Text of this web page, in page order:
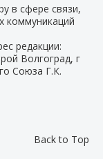
в сфере связи,
коммуникаций
редакции:
Волгоград, г
Союза Г.К.
Back to Top